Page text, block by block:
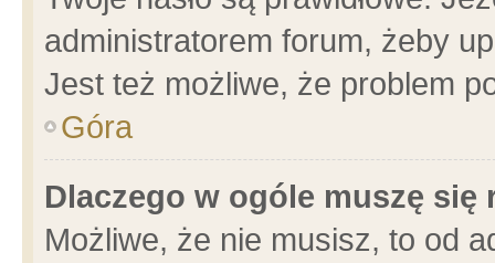
administratorem forum, żeby
Jest też możliwe, że problem
Góra
Dlaczego w ogóle muszę się
Możliwe, że nie musisz, to od